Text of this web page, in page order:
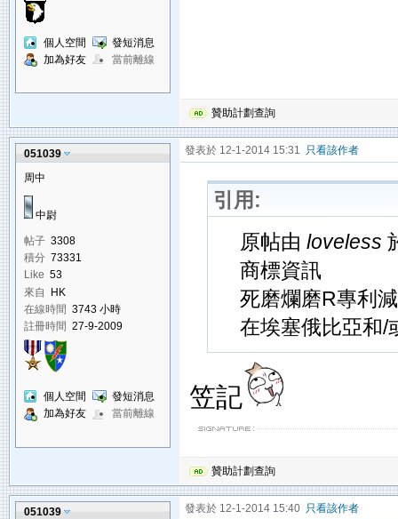
個人空間
發短消息
加為好友
當前離線
贊助計劃查詢
051039
周中
中尉
帖子 3308
積分 73331
Like 53
來自
HK
在線時間 3743 小時
註冊時間 27-9-2009
個人空間
發短消息
加為好友
當前離線
發表於 12-1-2014 15:31 只看該作者
引用:
原帖由 loveless
商標資訊
死磨爛磨R專利
在埃塞俄比亞和/
笠記
贊助計劃查詢
051039
發表於 12-1-2014 15:40 只看該作者